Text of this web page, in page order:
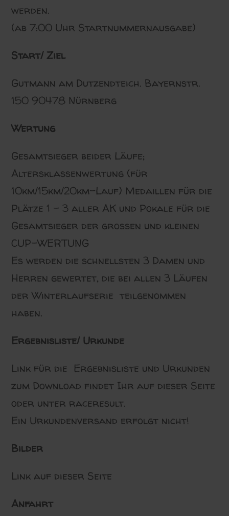
werden.
(ab 7:00 Uhr Startnummernausgabe)
Start/ Ziel
Gutmann am Dutzendteich. Bayernstr.
150 90478 Nürnberg
Wertung
Gesamtsieger beider Läufe;
Altersklassenwertung (für
10km/15km/20km-Lauf) Medaillen für die
Plätze 1 – 3 aller AK und Pokale für die
Gesamtsieger der großen und kleinen
CUP-WERTUNG
Es werden die schnellsten 3 Damen und
Herren gewertet, die bei allen 3 Läufen
der Winterlaufserie teilgenommen
haben.
Ergebnisliste/ Urkunde
Link für die Ergebnisliste und Urkunden
zum Download findet Ihr auf dieser Seite
oder unter raceresult.
Ein Urkundenversand erfolgt nicht!
Bilder
Link auf dieser Seite
Anfahrt